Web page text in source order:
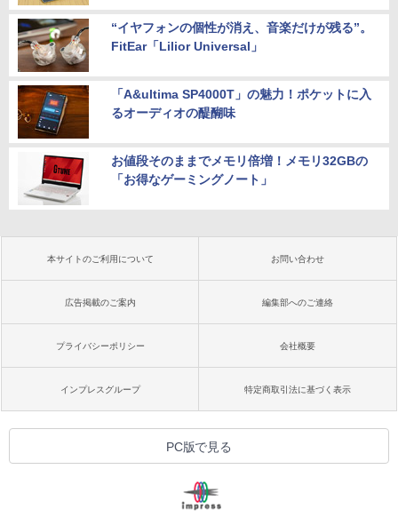
“イヤフォンの個性が消え、音楽だけが残る”。
FitEar「Lilior Universal」
「A&ultima SP4000T」の魅力！ポケットに入
るオーディオの醍醐味
お値段そのままでメモリ倍増！メモリ32GBの
「お得なゲーミングノート」
本サイトのご利用について お問い合わせ
広告掲載のご案内 編集部へのご連絡
プライバシーポリシー 会社概要
インプレスグループ 特定商取引法に基づく表示
PC版で見る